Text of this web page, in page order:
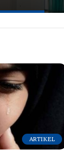
ARTIKEL